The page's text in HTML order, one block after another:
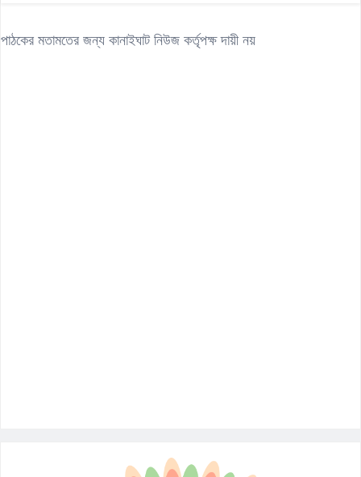
পাঠকের মতামতের জন্য কানাইঘাট নিউজ কর্তৃপক্ষ দায়ী নয়